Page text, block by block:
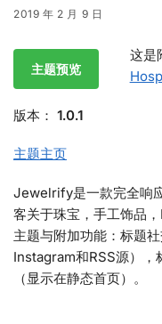
2019 年 2 月 9 日
主题预览
这是
版本： 1.0.1
主题主页
Jewelrify是一款完全响
客关于珠宝，手工饰品
主题与附加功能：标题
Instagram和RSS源），
（显示在静态首页）。